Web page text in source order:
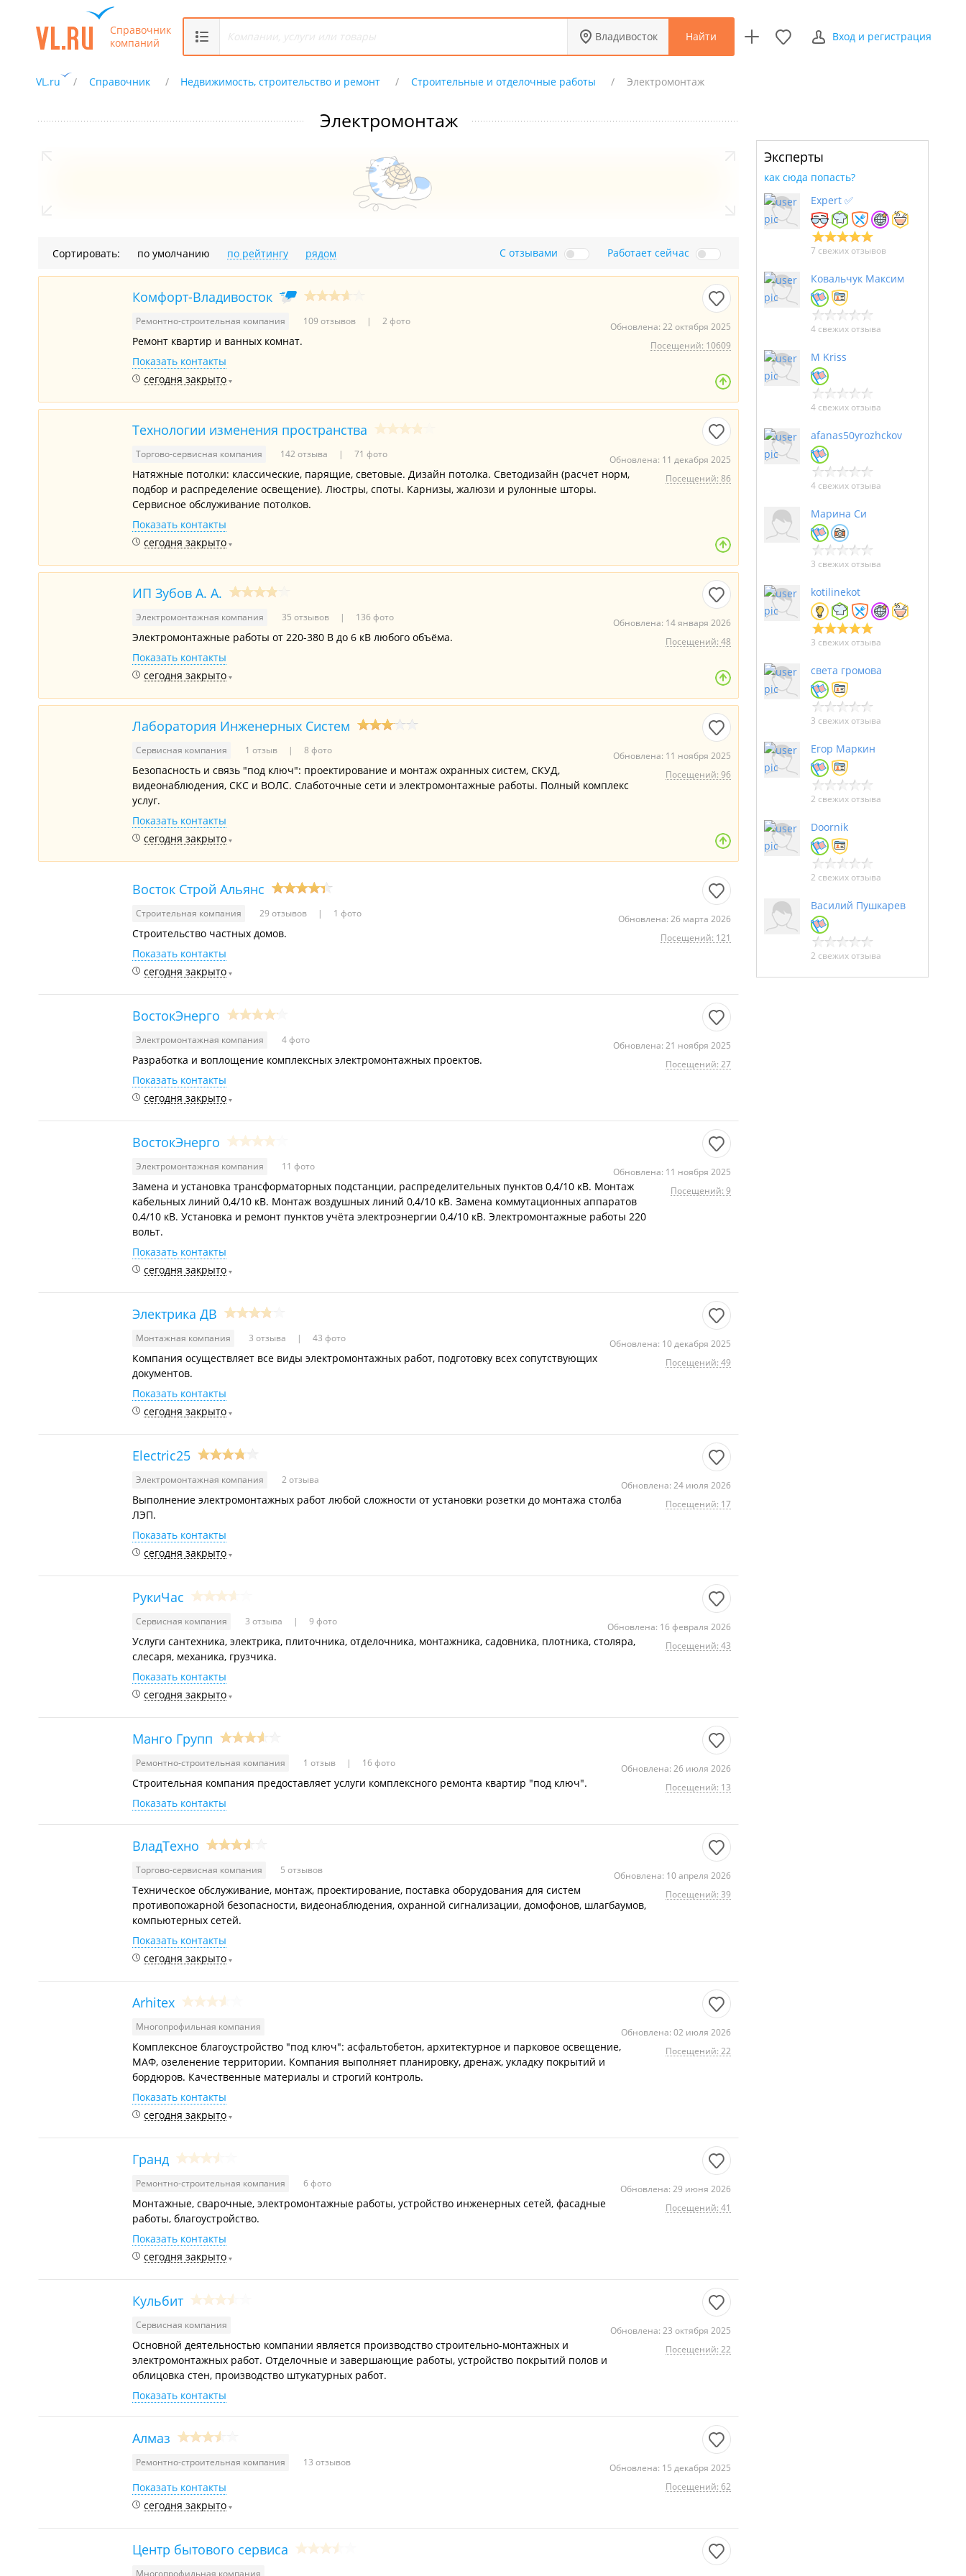
Справочник
компаний
Владивосток Найти Вход и регистрация
VL.ru Справочник Недвижимость, строительство и ремонт Строительные и отделочные работы Электромонтаж
Электромонтаж
Сортировать: по умолчанию по рейтингу рядом С отзывами Работает сейчас
Комфорт-Владивосток
Ремонтно-строительная компания 109 отзывов 2 фото
Обновлена: 22 октября 2025
Посещений: 10609
Ремонт квартир и ванных комнат.
Показать контакты
сегодня закрыто
Технологии изменения пространства
Торгово-сервисная компания 142 отзыва 71 фото
Обновлена: 11 декабря 2025
Посещений: 86
Натяжные потолки: классические, парящие, световые. Дизайн потолка. Светодизайн (расчет норм,
подбор и распределение освещение). Люстры, споты. Карнизы, жалюзи и рулонные шторы.
Сервисное обслуживание потолков.
Показать контакты
сегодня закрыто
ИП Зубов А. А.
Электромонтажная компания 35 отзывов 136 фото
Обновлена: 14 января 2026
Посещений: 48
Электромонтажные работы от 220-380 В до 6 кВ любого объёма.
Показать контакты
сегодня закрыто
Лаборатория Инженерных Систем
Сервисная компания 1 отзыв 8 фото
Обновлена: 11 ноября 2025
Посещений: 96
Безопасность и связь "под ключ": проектирование и монтаж охранных систем, СКУД,
видеонаблюдения, СКС и ВОЛС. Слаботочные сети и электромонтажные работы. Полный комплекс
услуг.
Показать контакты
сегодня закрыто
Восток Строй Альянс
Строительная компания 29 отзывов 1 фото
Обновлена: 26 марта 2026
Посещений: 121
Строительство частных домов.
Показать контакты
сегодня закрыто
ВостокЭнерго
Электромонтажная компания 4 фото
Обновлена: 21 ноября 2025
Посещений: 27
Разработка и воплощение комплексных электромонтажных проектов.
Показать контакты
сегодня закрыто
ВостокЭнерго
Электромонтажная компания 11 фото
Обновлена: 11 ноября 2025
Посещений: 9
Замена и установка трансформаторных подстанции, распределительных пунктов 0,4/10 кВ. Монтаж
кабельных линий 0,4/10 кВ. Монтаж воздушных линий 0,4/10 кВ. Замена коммутационных аппаратов
0,4/10 кВ. Установка и ремонт пунктов учёта электроэнергии 0,4/10 кВ. Электромонтажные работы 220
вольт.
Показать контакты
сегодня закрыто
Электрика ДВ
Монтажная компания 3 отзыва 43 фото
Обновлена: 10 декабря 2025
Посещений: 49
Компания осуществляет все виды электромонтажных работ, подготовку всех сопутствующих
документов.
Показать контакты
сегодня закрыто
Electric25
Электромонтажная компания 2 отзыва
Обновлена: 24 июля 2026
Посещений: 17
Выполнение электромонтажных работ любой сложности от установки розетки до монтажа столба
ЛЭП.
Показать контакты
сегодня закрыто
РукиЧас
Сервисная компания 3 отзыва 9 фото
Обновлена: 16 февраля 2026
Посещений: 43
Услуги сантехника, электрика, плиточника, отделочника, монтажника, садовника, плотника, столяра,
слесаря, механика, грузчика.
Показать контакты
сегодня закрыто
Манго Групп
Ремонтно-строительная компания 1 отзыв 16 фото
Обновлена: 26 июля 2026
Посещений: 13
Строительная компания предоставляет услуги комплексного ремонта квартир "под ключ".
Показать контакты
ВладТехно
Торгово-сервисная компания 5 отзывов
Обновлена: 10 апреля 2026
Посещений: 39
Техническое обслуживание, монтаж, проектирование, поставка оборудования для систем
противопожарной безопасности, видеонаблюдения, охранной сигнализации, домофонов, шлагбаумов,
компьютерных сетей.
Показать контакты
сегодня закрыто
Arhitex
Многопрофильная компания
Обновлена: 02 июля 2026
Посещений: 22
Комплексное благоустройство "под ключ": асфальтобетон, архитектурное и парковое освещение,
МАФ, озеленение территории. Компания выполняет планировку, дренаж, укладку покрытий и
бордюров. Качественные материалы и строгий контроль.
Показать контакты
сегодня закрыто
Гранд
Ремонтно-строительная компания 6 фото
Обновлена: 29 июня 2026
Посещений: 41
Монтажные, сварочные, электромонтажные работы, устройство инженерных сетей, фасадные
работы, благоустройство.
Показать контакты
сегодня закрыто
Кульбит
Сервисная компания
Обновлена: 23 октября 2025
Посещений: 22
Основной деятельностью компании является производство строительно-монтажных и
электромонтажных работ. Отделочные и завершающие работы, устройство покрытий полов и
облицовка стен, производство штукатурных работ.
Показать контакты
Алмаз
Ремонтно-строительная компания 13 отзывов
Обновлена: 15 декабря 2025
Посещений: 62
Показать контакты
сегодня закрыто
Центр бытового сервиса
Многопрофильная компания
Эксперты
как сюда попасть?
Expert ✅
7 свежих отзывов
Ковальчук Максим
4 свежих отзыва
M Kriss
4 свежих отзыва
afanas50yrozhckov
4 свежих отзыва
Марина Си
3 свежих отзыва
kotilinekot
3 свежих отзыва
света громова
3 свежих отзыва
Егор Маркин
2 свежих отзыва
Doornik
2 свежих отзыва
Василий Пушкарев
2 свежих отзыва